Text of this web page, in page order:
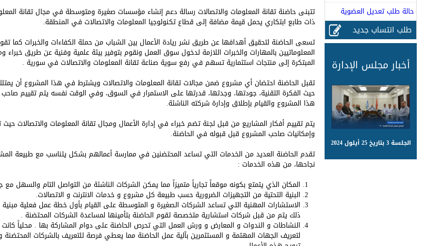
تتبنى حاضنة تقانة المعلومات والاتصالات رسالة دعم إنشاء مؤسسات صغيرة ومتوسطة في مجال تقانة
ذات طابع ابتكاري يحمل قيمة مضافة إلى قطاع تكنولوجيا المعلومات والاتصالات في المنطقة.
تسعى الحاضنة لتحقيق أهدافها عن طريق نشر ريادة الأعمال بين الشباب من حملة الكفاءات والخبرات كما
المعلوماتيين بالمهارات والخبرات اللازمة لدخول سوق العمل ونقوم بتوفير بيئة علمية وفنية عن طريق
المبتكرة إلى منتجات استثمارية تسهم في رفع سوية صناعة تقانة المعلومات والاتصالات في سورية .
تقبل الحاضنة احتضان أي مشروع ضمن مجالات تقانة المعلومات والاتصالات ويشترط في هذا المشروع أن
حيث الفكرة التقنية، جودتها، وجدتها، قدرتها على الاستمرار في السوق، وفي الوقت نفسه يتم تقييم
هذا المشروع والقيام بإطلاق وإدارة شركته الناشئة.
يتم تقييم أفكار المشاريع من قبل لجنة تضم خبراء في إدارة الأعمال ومجال تقانة المعلومات والاتصالات
وإمكانيات صاحب المشروع قبل قبوله في الحاضنة.
تقدم الحاضنة العديد من الخدمات التي تساعد المحتضنين في ممارسة أعمالهم بشكل يتناسب مع طبيعة
نجاحها، من هذه الخدمات :
المكان الذي يتمتع بكونه موقعاً تجارياً متميزاً مما يمكن الشركات الناشئة من التواصل التام والسهل
البنية التحتية من التجهيزات الضرورية حسب طبيعة كل مشروع و خدمات الانترنت و الاتصالات.
الاستشارات المهنية التي تساعد الشركات الصغيرة و المتوسطة على القيام بأول خطة عمل فعلية
ذلك يتم من قبل شركات استشارية متخصصة تقوم الحاضنة بتأمينها لمساعدة الشركات المحتضنة .
النشاطات و الندوات و المعارض و ورش العمل التي تحرص الحاضنة على دوام المشاركة بها . محلياً
لتعريف الجهات المهتمة و المستثمرين بآلية عمل الحاضنة مما يعطي فرصة للتعريف بالشركات المحتضنة
حالة طلب تعديل العضوية
طلب انتساب جديد
أخبار مجلس الإدارة
الجلسة 3 بتاريخ 25 أيلول 2024